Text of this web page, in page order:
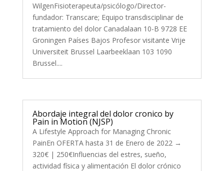
WilgenFisioterapeuta/psicólogo/Director-
fundador: Transcare; Equipo transdisciplinar de
tratamiento del dolor Canadalaan 10-B 9728 EE
Groningen Países Bajos Profesor visitante Vrije
Universiteit Brussel Laarbeeklaan 103 1090
Brussel....
Abordaje integral del dolor cronico by
Pain in Motion (NJSP)
A Lifestyle Approach for Managing Chronic
PainEn OFERTA hasta 31 de Enero de 2022 →
320€ | 250€Influencias del estres, sueño,
actividad física y alimentación El dolor crónico